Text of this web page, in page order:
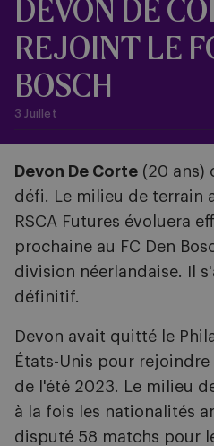
DEVON DE
REJOINT LE
BOSCH
3 Juillet
Devon De Corte (20 ans)
défi. Le milieu de terrain
RSCA Futures évoluera
prochaine au FC Den
division néerlandaise. Il
définitif.
Devon avait quitté le
États-Unis pour rejoindre
de l'été 2023. Le milieu
à la fois les nationalités
disputé 58 matchs pour